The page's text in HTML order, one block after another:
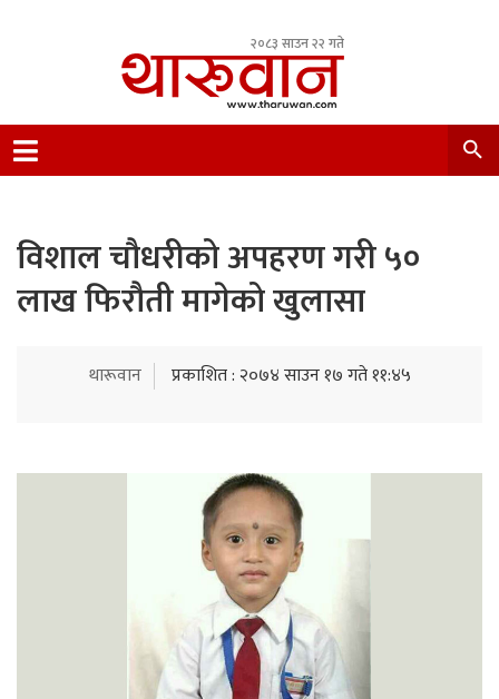
२०८३ साउन २२ गते
Nepal.
विशाल चौधरीको अपहरण गरी ५०
लाख फिरौती मागेको खुलासा
थारूवान प्रकाशित : २०७४ साउन १७ गते ११:४५